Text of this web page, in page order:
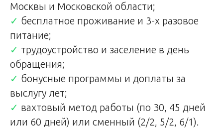
Москвы и Московской области;
✓ бесплатное проживание и 3-х разовое
питание;
✓ трудоустройство и заселение в день
обращения;
✓ бонусные программы и доплаты за
выслугу лет;
✓ вахтовый метод работы (по 30, 45 дней
или 60 дней) или сменный (2/2, 5/2, 6/1).